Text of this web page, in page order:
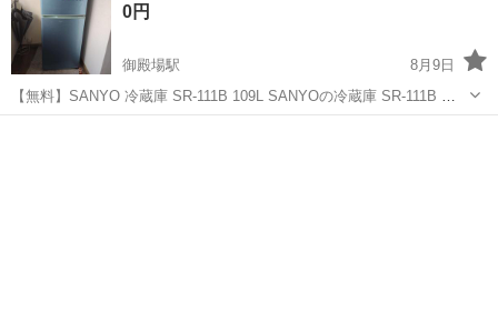
認出来ます。 大東...
0円
御殿場駅
8月9日
【無料】SANYO 冷蔵庫 SR-111B 109L SANYOの冷蔵庫 SR-111B で
す。 古いものですが、現在も使用できます。 無料でお譲りします。